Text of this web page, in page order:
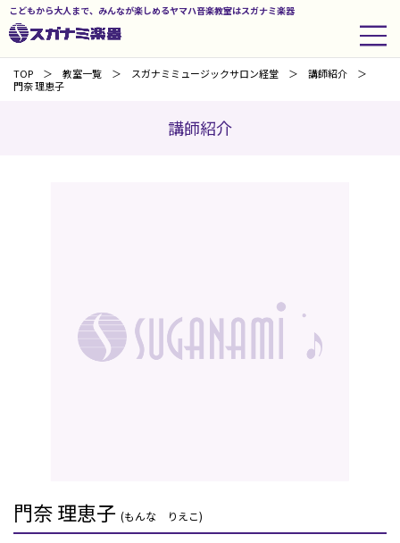
こどもから大人まで、みんなが楽しめるヤマハ音楽教室はスガナミ楽器
TOP 教室一覧 スガナミミュージックサロン経堂
講師紹介
門奈 理恵子
講師紹介
門奈 理恵子 (もんな りえこ)